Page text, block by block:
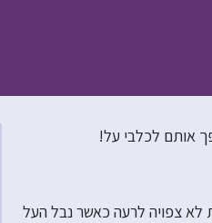
אותם לכלבי על!
לא צפויה לרעה כאשר נבל העל